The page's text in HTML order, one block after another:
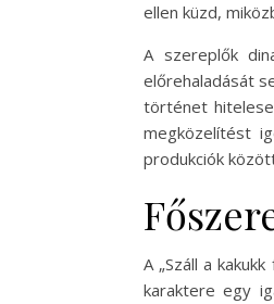
ellen küzd,
A szereplők
előrehaladását
történet
megközelítést
produkciók
A „Száll a
karaktere egy